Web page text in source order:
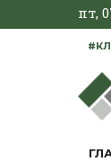
пт,